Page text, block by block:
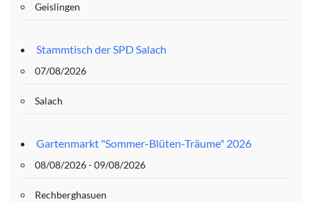
Geislingen
Stammtisch der SPD Salach
07/08/2026
Salach
Gartenmarkt "Sommer-Blüten-Träume" 2026
08/08/2026 - 09/08/2026
Rechberghasuen